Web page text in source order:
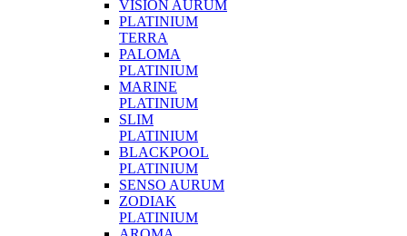
VISION AURUM
PLATINIUM
TERRA
PALOMA
PLATINIUM
MARINE
PLATINIUM
SLIM
PLATINIUM
BLACKPOOL
PLATINIUM
SENSO AURUM
ZODIAK
PLATINIUM